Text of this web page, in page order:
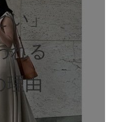
い」
れる
理由